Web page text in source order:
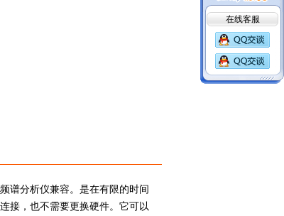
谱分析仪兼容。是在有限的时间
接，也不需要更换硬件。它可以
在线客服